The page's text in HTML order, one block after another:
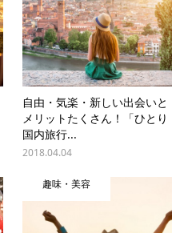
自由・気楽・新しい出会いと
メリットたくさん！「ひとり
国内旅行...
2018.04.04
趣味・美容